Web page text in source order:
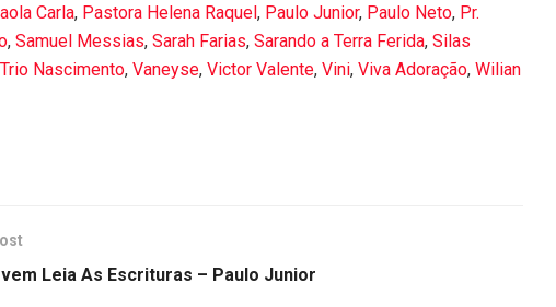
Carla, Pastora Helena Raquel, Paulo Junior, Paulo Neto, Pr.
, Samuel Messias, Sarah Farias, Sarando a Terra Ferida, Silas
Trio Nascimento, Vaneyse, Victor Valente, Vini, Viva Adoração, Wilian
Leia As Escrituras – Paulo Junior